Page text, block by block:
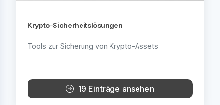
Krypto-Sicherheitslösungen
Tools zur Sicherung von Krypto-Assets
19 Einträge ansehen